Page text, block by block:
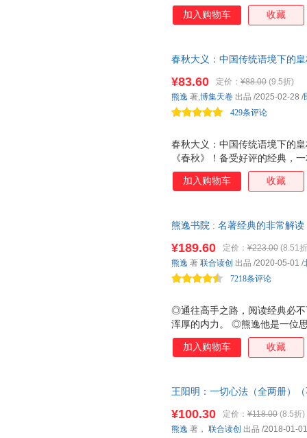
逸，得到APP近80万总订阅课
数十年中外历史文化研究之功
题，这是个充满矛盾的世界。
中外代表哲人的相关思想，比
拉底、柏拉图、亚里士多德、
康德、涂尔干、罗素、
加入购物车 收藏
春秋大义：中国传统语境下的
万总订阅课程主理人、思想隐
文化，生动解读《春秋》微言
特有熊氏幽默，过瘾悦读体验
春秋大义：中国传统语境下的
《春秋》！备受好评的经典，
重要的代表作！宏大架构，博
熊逸，得到APP近80万总订阅
一由孔子亲手编撰的儒家经典
化，以严肃态度、幽默笔法解
国基因。 ▲熊逸从唐朝一桩谋
实考据和缜密逻辑
¥83.60 定价： ¥88.00 (9.5折)
429条评论
熊逸 著,博集天卷 出品 /2025-02-28 /
加入购物车 收藏
熊逸书院 : 名著经典的非常解
钢、俞敏洪推荐。
◎通往高手之路，阅读经典必
浑厚的内力。 ◎熊逸他是一位
的真名，他的知识图谱跨度极
精通。他在得到开了三门课程
挚，易懂。 ◎一些苍老的经典
天，仍然在寂静中影响着我们
我们向何处去
¥189.60 定价： ¥223.00 (8.51
7218条评论
熊逸 著 联合读创 出品 /2020-05-01 /
加入购物车 收藏
王阳明：一切心法（全两册）
¥100.30 定价： ¥118.00 (8.5折)
熊逸 著， 联合读创 出品 /2018-01-01